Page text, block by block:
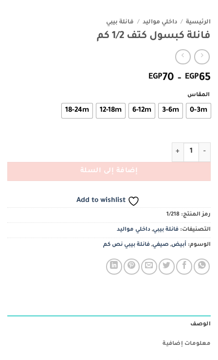
الرئيسية / داخلي مواليد / فانلة بيبي
فانلة كبسول كتف 1/2 كم
EGP65
–
EGP70
من
المقاس
0-3m
3-6m
6-12m
12-18m
18-24m
كمية فانلة كبسول كتف 1/2 كم
إضافة إلى السلة
Add to wishlist
رمز المنتج: 1/218
التصنيفات: فانلة بيبي, داخلي مواليد
الوسوم: أبيض, صيفي, فانلة بيبي نص كم
الوصف
معلومات إضافية